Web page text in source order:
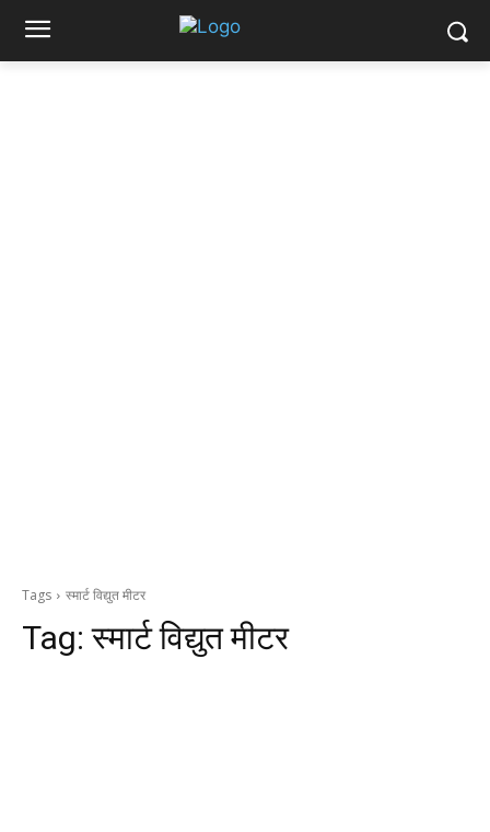
Tags स्मार्ट विद्युत मीटर
Tag:स्मार्ट विद्युत मीटर